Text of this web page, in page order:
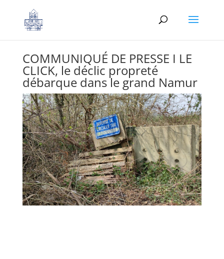
COMMUNIQUÉ DE PRESSE I LE
CLICK, le déclic propreté
débarque dans le grand Namur